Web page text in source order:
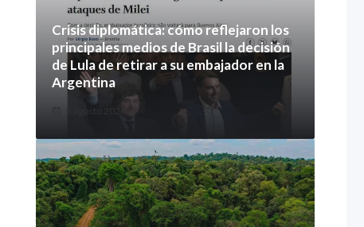
Crisis diplomática: cómo reflejaron los
principales medios de Brasil la decisión
de Lula de retirar a su embajador en la
Argentina
5 agosto 2026